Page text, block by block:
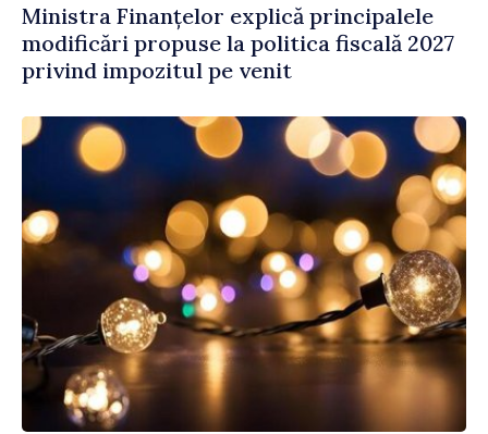
Ministra Finanțelor explică principalele
modificări propuse la politica fiscală 2027
privind impozitul pe venit